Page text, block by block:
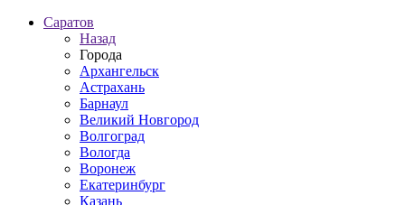
Саратов
Назад
Города
Архангельск
Астрахань
Барнаул
Великий Новгород
Волгоград
Вологда
Воронеж
Екатеринбург
Казань